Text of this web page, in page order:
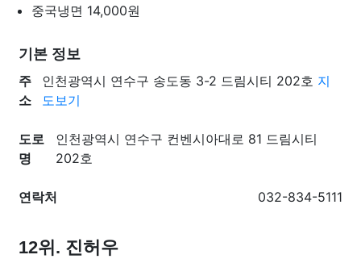
중국냉면 14,000원
기본 정보
주
소
인천광역시 연수구 송도동 3-2 드림시티 202호 지
도보기
도로
명
인천광역시 연수구 컨벤시아대로 81 드림시티
202호
연락처 032-834-5111
12위. 진허우